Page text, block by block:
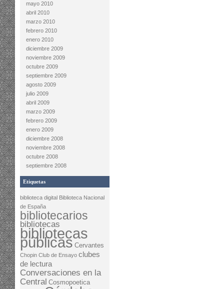
mayo 2010
abril 2010
marzo 2010
febrero 2010
enero 2010
diciembre 2009
noviembre 2009
octubre 2009
septiembre 2009
agosto 2009
julio 2009
abril 2009
marzo 2009
febrero 2009
enero 2009
diciembre 2008
noviembre 2008
octubre 2008
septiembre 2008
Etiquetas
biblioteca digital Biblioteca Nacional
de España
bibliotecarios
bibliotecas
bibliotecas
públicas Cervantes
Chopin Club de Ensayo clubes
de lectura
Conversaciones en la
Central Cosmopoetica